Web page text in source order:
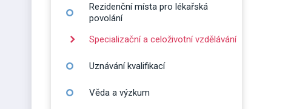
Rezidenční místa pro lékařská
povolání
Specializační a celoživotní vzdělávání
Uznávání kvalifikací
Věda a výzkum